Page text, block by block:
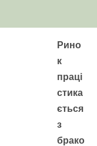
Рино
к
праці
стика
ється
з
брако